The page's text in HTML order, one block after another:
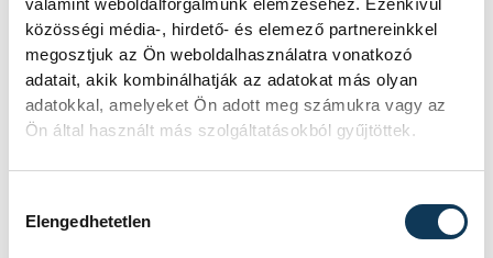
valamint weboldalforgalmunk elemzéséhez. Ezenkívül
közösségi média-, hirdető- és elemező partnereinkkel
megosztjuk az Ön weboldalhasználatra vonatkozó
adatait, akik kombinálhatják az adatokat más olyan
adatokkal, amelyeket Ön adott meg számukra vagy az
Ön által használt más szolgáltatásokból gyűjtöttek.
Elengedhetetlen